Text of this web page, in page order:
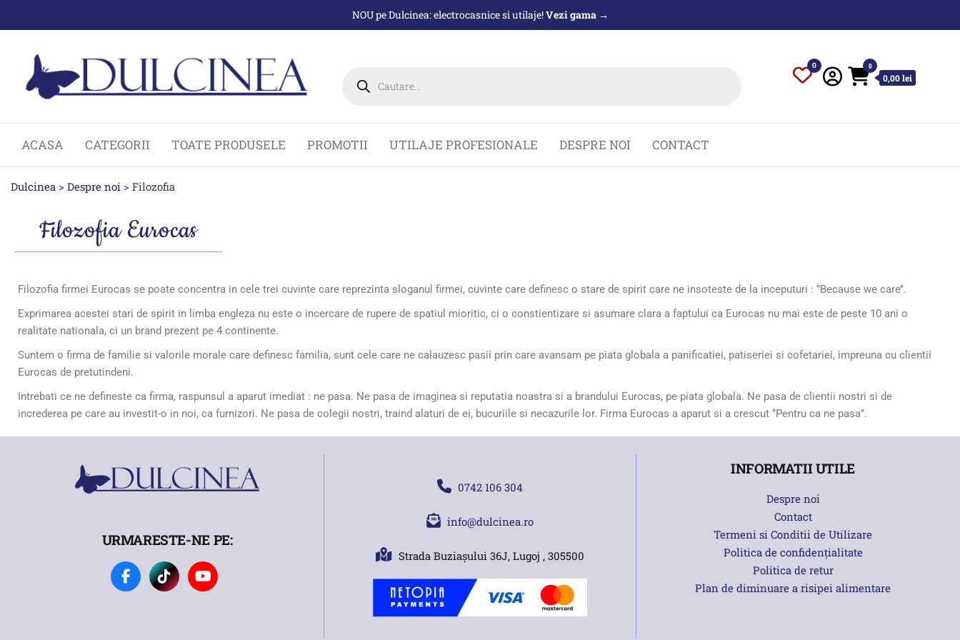
NOU pe Dulcinea: electrocasnice si utilaje!Vezi gama →
0 0
0,00 lei
ACASA CATEGORII TOATE PRODUSELE PROMOTII UTILAJE PROFESIONALE DESPRE NOI CONTACT
Dulcinea > Despre noi > Filozofia
Filozofia Eurocas
Filozofia firmei Eurocas se poate concentra in cele trei cuvinte care reprezinta sloganul firmei, cuvinte care definesc o stare de spirit care ne insoteste de la inceputuri : ‘’Because we care’’.
Exprimarea acestei stari de spirit in limba engleza nu este o incercare de rupere de spatiul mioritic, ci o constientizare si asumare clara a faptului ca Eurocas nu mai este de peste 10 ani o
realitate nationala, ci un brand prezent pe 4 continente.
Suntem o firma de familie si valorile morale care definesc familia, sunt cele care ne calauzesc pasii prin care avansam pe piata globala a panificatiei, patiseriei si cofetariei, impreuna cu clientii
Eurocas de pretutindeni.
Intrebati ce ne defineste ca firma, raspunsul a aparut imediat : ne pasa. Ne pasa de imaginea si reputatia noastra si a brandului Eurocas, pe piata globala. Ne pasa de clientii nostri si de
increderea pe care au investit-o in noi, ca furnizori. Ne pasa de colegii nostri, traind alaturi de ei, bucuriile si necazurile lor. Firma Eurocas a aparut si a crescut ‘’Pentru ca ne pasa’’.
URMARESTE-NE PE:
0742 106 304
info@dulcinea.ro
Strada Buziașului 36J, Lugoj , 305500
INFORMATII UTILE
Despre noi
Contact
Termeni si Conditii de Utilizare
Politica de confidențialitate
Politica de retur
Plan de diminuare a risipei alimentare